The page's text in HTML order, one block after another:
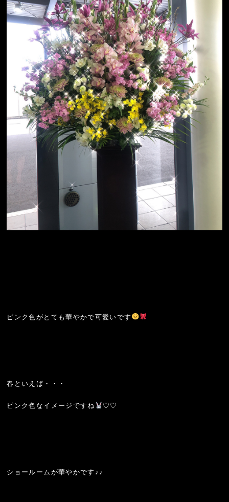
ピンク色がとても華やかで可愛いです
春といえば・・・
ピンク色なイメージですね ♡♡
ショールームが華やかです♪♪